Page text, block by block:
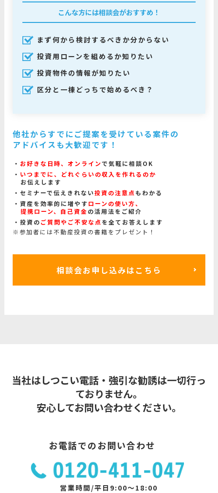
こんな方には相談会がおすすめ！
まず何から検討するべきか分からない
投資用ローンを組めるか知りたい
投資物件の情報が知りたい
区分と一棟どっちで始めるべき？
他社からすでにご提案を受けている案件の
アドバイスも大歓迎です！
お好きな日時、オンラインで気軽に相談OK
いつまでに、どれぐらいの収入を作れるのか
お伝えします
セミナーで伝えきれない投資の注意点 もわかる
資産を効率的に増やすローンの使い方、
提携ローン、自己資金の活用法をご紹介
投資のご質問やご不安な点 を全てお答えします
※参加者には不動産投資の書籍をプレゼント！
相談会お申し込みはこちら
当社はしつこい電話・強引な勧誘は一切行っ
ておりません。
安心してお問い合わせください。
お電話でのお問い合わせ
営業時間/平日9:00～18:00